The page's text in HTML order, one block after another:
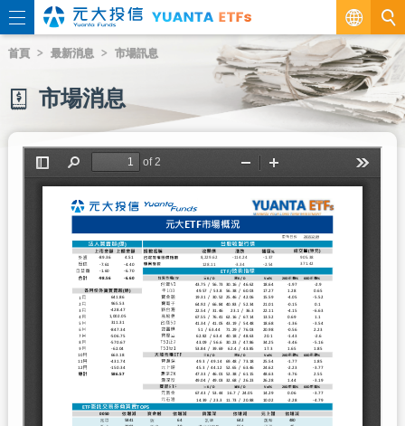
繁
EN
首頁 最新消息 市場訊息
市場消息